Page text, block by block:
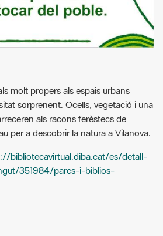
molt propers als espais urbans
sorprenent. Ocells, vegetació i una
als racons ferèstecs de
per a descobrir la natura a Vilanova.
bibliotecavirtual.diba.cat/es/detall-
351984/parcs-i-biblios-